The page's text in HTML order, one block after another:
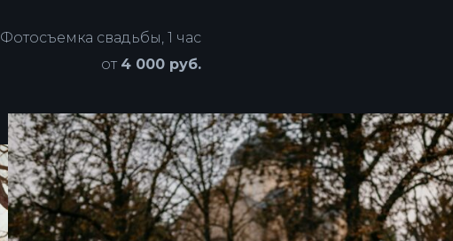
Фотосъемка свадьбы, 1 час
от 4 000 руб.